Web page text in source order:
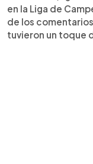
en la Liga de
de los
tuvieron un toque